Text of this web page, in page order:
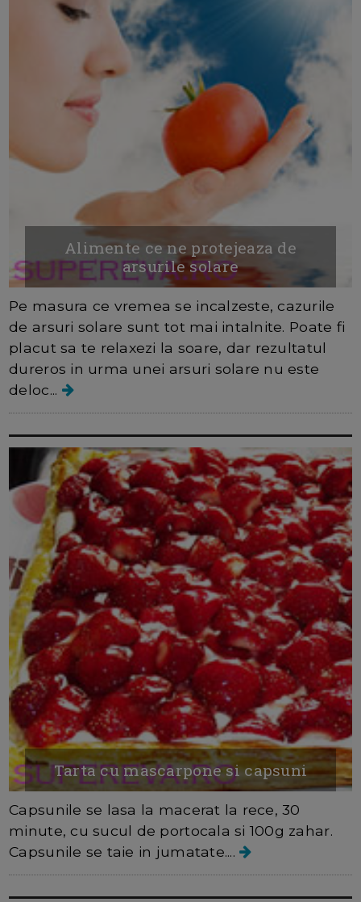
Alimente ce ne protejeaza de
arsurile solare
Pe masura ce vremea se incalzeste, cazurile
de arsuri solare sunt tot mai intalnite. Poate fi
placut sa te relaxezi la soare, dar rezultatul
dureros in urma unei arsuri solare nu este
deloc...
Tarta cu mascarpone si capsuni
Capsunile se lasa la macerat la rece, 30
minute, cu sucul de portocala si 100g zahar.
Capsunile se taie in jumatate....